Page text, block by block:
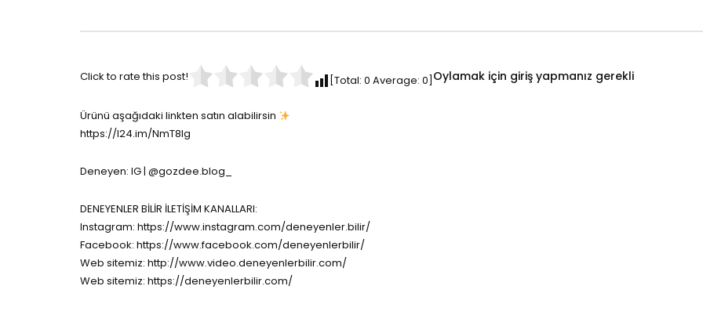
Click to rate this post! [Total: 0 Average: 0 Oylamak için giriş yapmanız gerekli
Ürünü aşağıdaki linkten satın alabilirsin
https://l24.im/NmT8lg
Deneyen: IG | @gozdee.blog_
DENEYENLER BİLİR İLETİŞİM KANALLARI:
Instagram: https://www.instagram.com/deneyenler.bilir/
Facebook: https://www.facebook.com/deneyenlerbilir/
Web sitemiz: http://www.video.deneyenlerbilir.com/
Web sitemiz: https://deneyenlerbilir.com/